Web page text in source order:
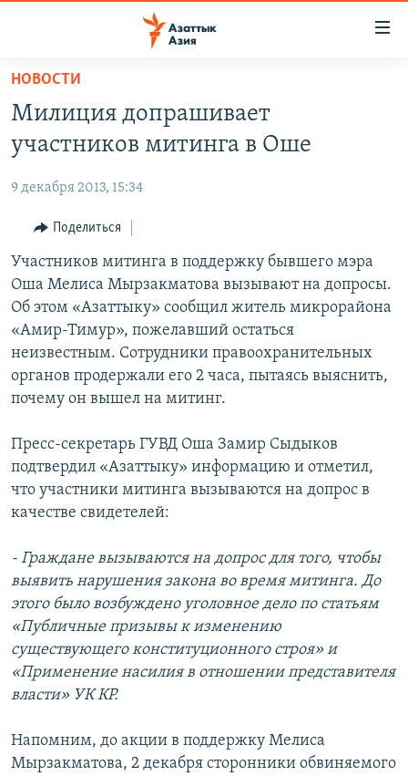
Вернуться
основному
содержанию
Вернутся
навигации
Вернутся
поиску
УЗБЕКИСТАН
ТАДЖИКИСТАН
НА ДРУГИХ ЯЗЫКАХ
ҚАЗАҚША
КЫРГЫЗЧА
ТОҶИКӢ
TÜRKMENÇE
Все сайты РСЕ/РС
НОВОСТИ
Милиция допрашивает
участников митинга в Оше
9 декабря 2013, 15:34
Поделиться
Участников митинга в поддержку бывшего мэра
Оша Мелиса Мырзакматова вызывают на допросы.
Об этом «Азаттыку» сообщил житель микрорайона
«Амир-Тимур», пожелавший остаться
неизвестным. Сотрудники правоохранительных
органов продержали его 2 часа, пытаясь выяснить,
почему он вышел на митинг.
Пресс-секретарь ГУВД Оша Замир Сыдыков
подтвердил «Азаттыку» информацию и отметил,
что участники митинга вызываются на допрос в
качестве свидетелей:
- Граждане вызываются на допрос для того, чтобы
выявить нарушения закона во время митинга. До
этого было возбуждено уголовное дело по статьям
«Публичные призывы к изменению
существующего конституционного строя» и
«Применение насилия в отношении представителя
власти» УК КР.
Напомним, до акции в поддержку Мелиса
Мырзакматова, 2 декабря сторонники обвиняемого